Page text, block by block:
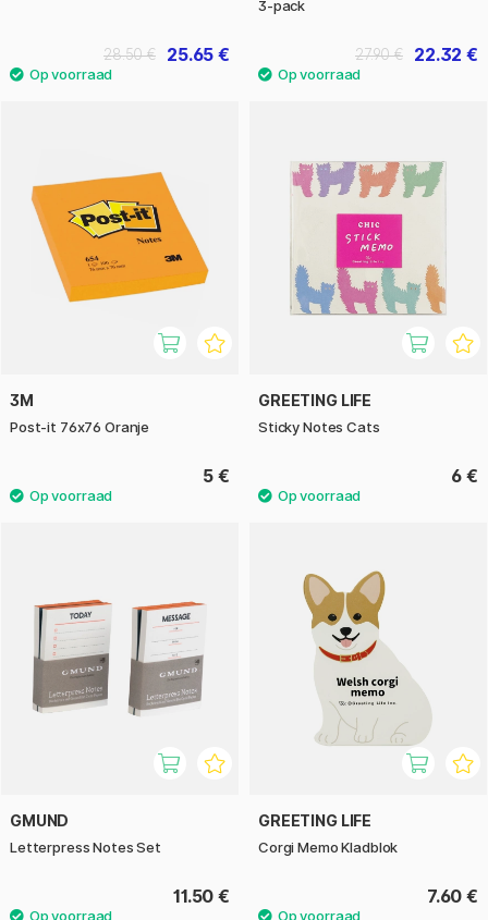
25.65 €
28.50 €
3-pack
22.32 €
27.90 €
3M
Post-it 76x76 Oranje
5 €
GREETING LIFE
Sticky Notes Cats
6 €
GMUND
Letterpress Notes Set
11.50 €
GREETING LIFE
Corgi Memo Kladblok
7.60 €